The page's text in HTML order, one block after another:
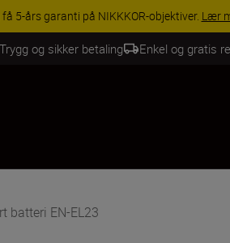
5-års garanti på NIKKKOR-objektiver. Lær
Trygg og sikker betaling Enkel og gratis
batteri EN-EL23